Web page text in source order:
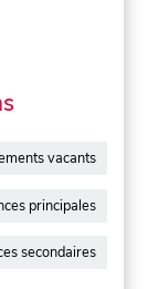
vacants
principales
secondaires